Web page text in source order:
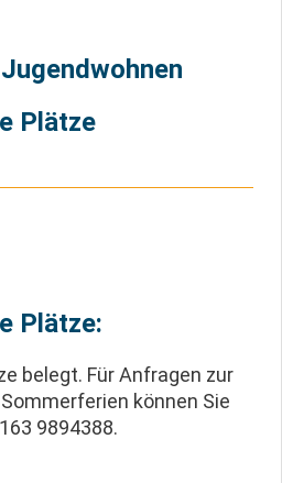
Plätze
Plätze:
belegt. Für Anfragen zur
können Sie
9894388.